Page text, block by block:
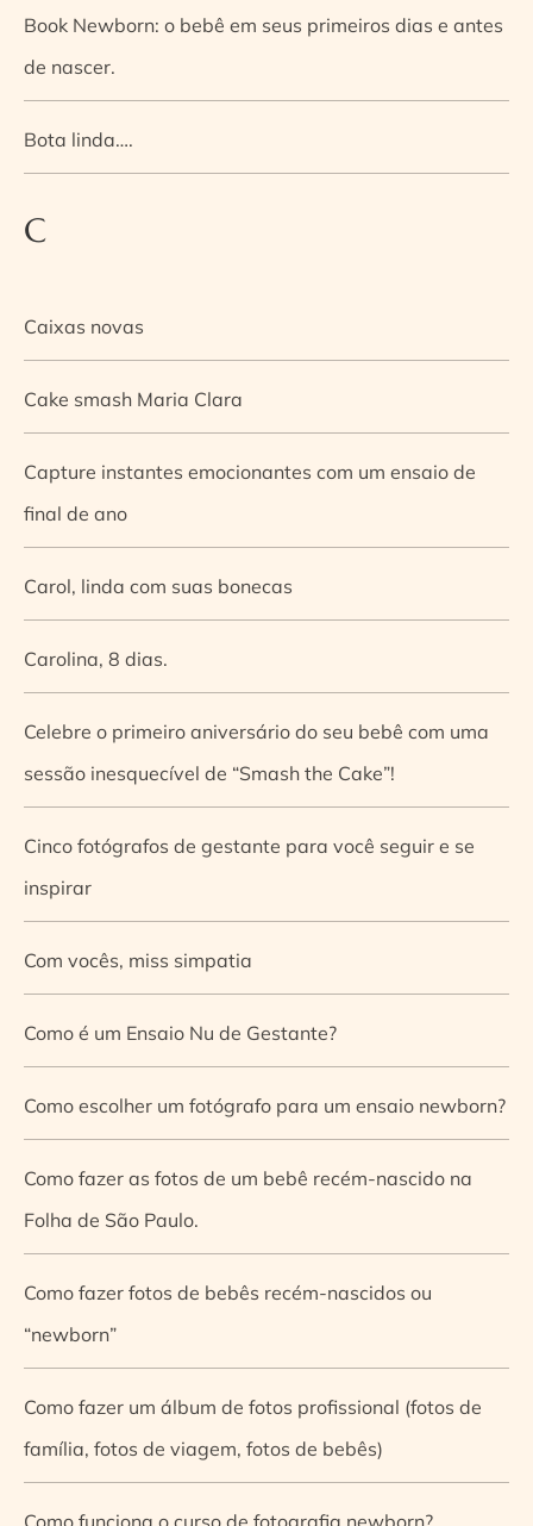
Book Newborn: o bebê em seus primeiros dias e antes
de nascer.
Bota linda….
C
Caixas novas
Cake smash Maria Clara
Capture instantes emocionantes com um ensaio de
final de ano
Carol, linda com suas bonecas
Carolina, 8 dias.
Celebre o primeiro aniversário do seu bebê com uma
sessão inesquecível de “Smash the Cake”!
Cinco fotógrafos de gestante para você seguir e se
inspirar
Com vocês, miss simpatia
Como é um Ensaio Nu de Gestante?
Como escolher um fotógrafo para um ensaio newborn?
Como fazer as fotos de um bebê recém-nascido na
Folha de São Paulo.
Como fazer fotos de bebês recém-nascidos ou
“newborn”
Como fazer um álbum de fotos profissional (fotos de
família, fotos de viagem, fotos de bebês)
Como funciona o curso de fotografia newborn?